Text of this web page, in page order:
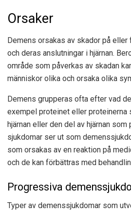
Orsaker
Demens orsakas av skador på
och deras anslutningar i hjärnan.
område som påverkas av skadan
människor olika och orsaka olika
Demens grupperas ofta efter vad
exempel proteinet eller proteinerna
hjärnan eller den del av hjärnan som
sjukdomar ser ut som
som orsakas av en reaktion på
och de kan förbättras med
Progressiva
Typer av demenssjukdomar som